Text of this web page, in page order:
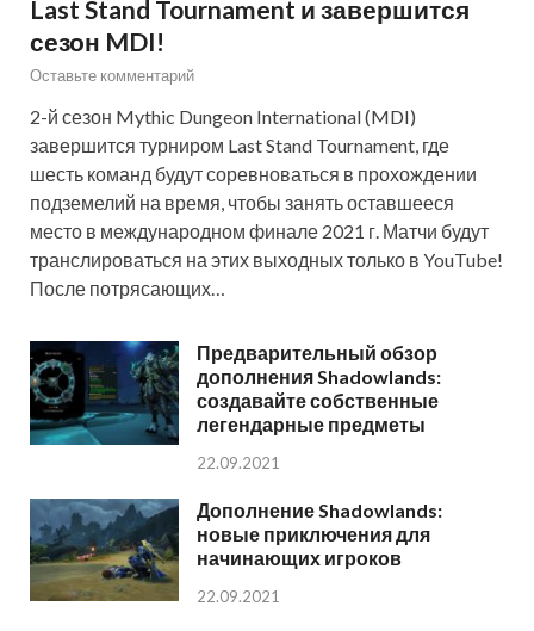
Last Stand Tournament и завершится
сезон MDI!
Оставьте комментарий
2-й сезон Mythic Dungeon International (MDI)
завершится турниром Last Stand Tournament, где
шесть команд будут соревноваться в прохождении
подземелий на время, чтобы занять оставшееся
место в международном финале 2021 г. Матчи будут
транслироваться на этих выходных только в YouTube!
После потрясающих…
Предварительный обзор
дополнения Shadowlands:
создавайте собственные
легендарные предметы
22.09.2021
Дополнение Shadowlands:
новые приключения для
начинающих игроков
22.09.2021